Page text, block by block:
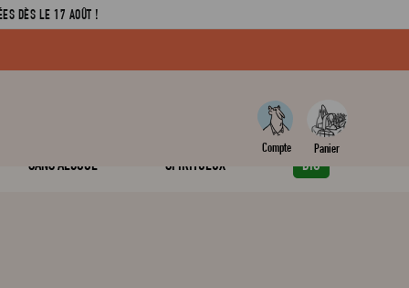
DÈS LE 17 AOÛT !
SANS ALCOOL SPIRITUEUX BIO